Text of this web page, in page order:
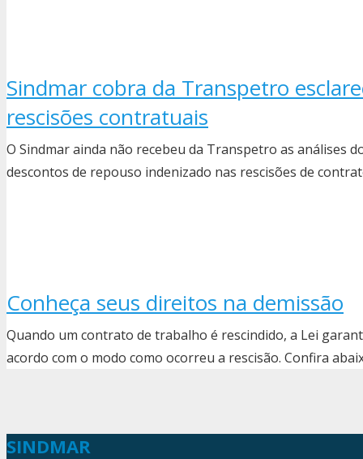
Sindmar cobra da Transpetro
rescisões contratuais
O Sindmar ainda não recebeu da Transpetro as análises
descontos de repouso indenizado nas rescisões de
Conheça seus direitos na demissão
Quando um contrato de trabalho é rescindido, a Lei
acordo com o modo como ocorreu a rescisão. Confira
SINDMAR